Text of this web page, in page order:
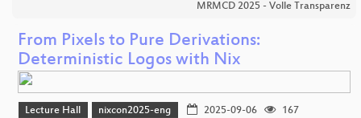
MRMCD 2025 - Volle Transparenz
From Pixels to Pure Derivations:
Deterministic Logos with Nix
Lecture Hall nixcon2025-eng 2025-09-06
167